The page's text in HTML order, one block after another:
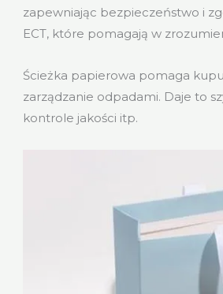
zapewniając bezpieczeństwo i
ECT, które pomagają w
Ścieżka papierowa pomaga
zarządzanie odpadami. Daje to
kontrole jakości itp.